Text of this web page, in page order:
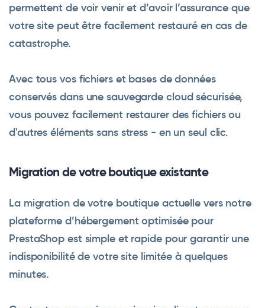
permettent de voir venir et d’avoir l’assurance que
votre site peut être facilement restauré en cas de
catastrophe.
Avec tous vos fichiers et bases de données
conservés dans une sauvegarde cloud sécurisée,
vous pouvez facilement restaurer des fichiers ou
d'autres éléments sans stress - en un seul clic.
Migration de votre boutique existante
La migration de votre boutique actuelle vers notre
plateforme d’hébergement optimisée pour
PrestaShop est simple et rapide pour garantir une
indisponibilité de votre site limitée à quelques
minutes.